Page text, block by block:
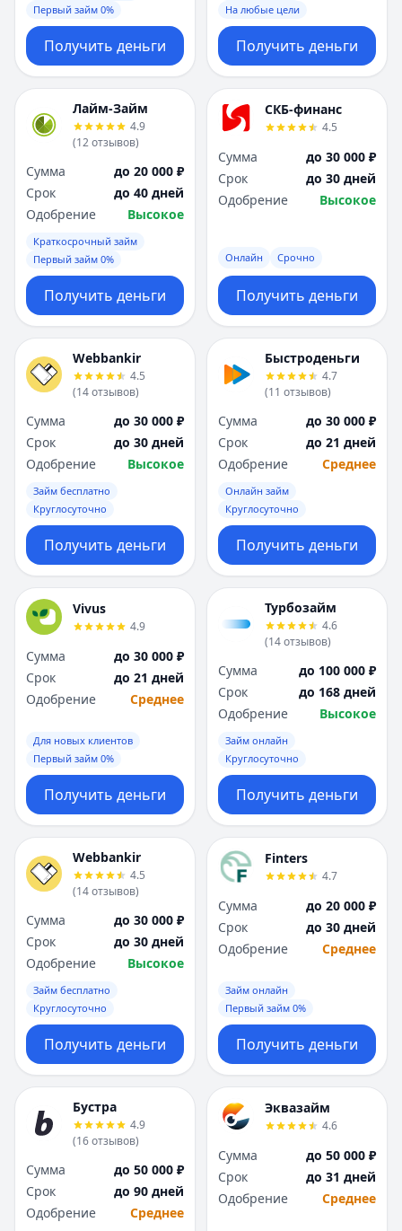
Первый займ 0%
Получить деньги
На любые цели
Получить деньги
Лайм-Займ
4.9
(12отзывов)
Сумма
до 20 000 ₽
Срок
до 40 дней
Одобрение
Высокое
Краткосрочный займ
Первый займ 0%
Получить деньги
СКБ-финанс
4.5
Сумма
до 30 000 ₽
Срок
до 30 дней
Одобрение
Высокое
Онлайн Срочно
Получить деньги
Webbankir
4.5
(14отзывов)
Сумма
до 30 000 ₽
Срок
до 30 дней
Одобрение
Высокое
Займ бесплатно
Круглосуточно
Получить деньги
Быстроденьги
4.7
(11 отзывов)
Сумма
до 30 000 ₽
Срок
до 21 дней
Одобрение
Среднее
Онлайн займ
Круглосуточно
Получить деньги
Vivus
4.9
Сумма
до 30 000 ₽
Срок
до 21 дней
Одобрение
Среднее
Для новых клиентов
Первый займ 0%
Получить деньги
Турбозайм
4.6
(14отзывов)
Сумма
до 100 000 ₽
Срок
до 168 дней
Одобрение
Высокое
Займ онлайн
Круглосуточно
Получить деньги
Webbankir
4.5
(14отзывов)
Сумма
до 30 000 ₽
Срок
до 30 дней
Одобрение
Высокое
Займ бесплатно
Круглосуточно
Получить деньги
Finters
4.7
Сумма
до 20 000 ₽
Срок
до 30 дней
Одобрение
Среднее
Займ онлайн
Первый займ 0%
Получить деньги
Бустра
4.9
(16отзывов)
Сумма
до 50 000 ₽
Срок
до 90 дней
Одобрение
Среднее
Эквазайм
4.6
Сумма
до 50 000 ₽
Срок
до 31 дней
Одобрение
Среднее